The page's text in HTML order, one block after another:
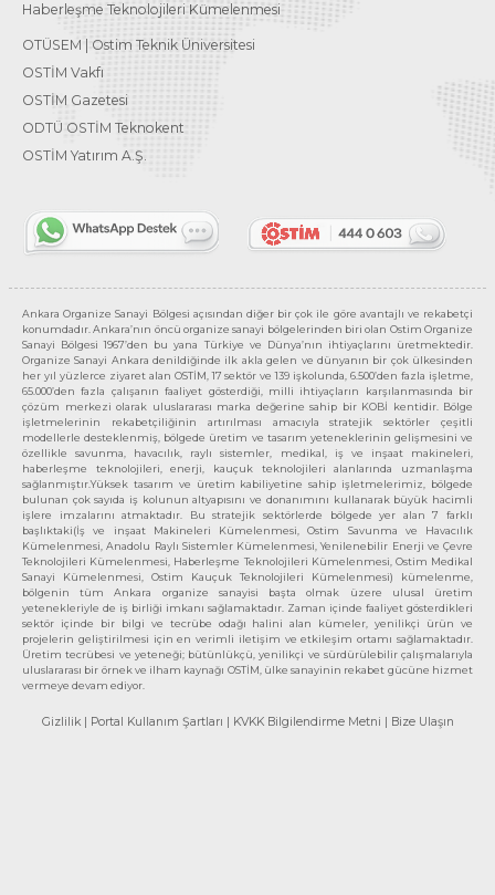
Haberleşme Teknolojileri Kümelenmesi
OTÜSEM | Ostim Teknik Üniversitesi
OSTİM Vakfı
OSTİM Gazetesi
ODTÜ OSTİM Teknokent
OSTİM Yatırım A.Ş.
Ankara Organize Sanayi Bölgesi açısından diğer bir çok ile göre avantajlı ve rekabetçi
konumdadır. Ankara’nın öncü organize sanayi bölgelerinden biri olan Ostim Organize
Sanayi Bölgesi 1967’den bu yana Türkiye ve Dünya’nın ihtiyaçlarını üretmektedir.
Organize Sanayi Ankara denildiğinde ilk akla gelen ve dünyanın bir çok ülkesinden
her yıl yüzlerce ziyaret alan OSTİM, 17 sektör ve 139 işkolunda, 6.500’den fazla işletme,
65.000’den fazla çalışanın faaliyet gösterdiği, milli ihtiyaçların karşılanmasında bir
çözüm merkezi olarak uluslararası marka değerine sahip bir KOBİ kentidir. Bölge
işletmelerinin rekabetçiliğinin artırılması amacıyla stratejik sektörler çeşitli
modellerle desteklenmiş, bölgede üretim ve tasarım yeteneklerinin gelişmesini ve
özellikle savunma, havacılık, raylı sistemler, medikal, iş ve inşaat makineleri,
haberleşme teknolojileri, enerji, kauçuk teknolojileri alanlarında uzmanlaşma
sağlanmıştır.Yüksek tasarım ve üretim kabiliyetine sahip işletmelerimiz, bölgede
bulunan çok sayıda iş kolunun altyapısını ve donanımını kullanarak büyük hacimli
işlere imzalarını atmaktadır. Bu stratejik sektörlerde bölgede yer alan 7 farklı
başlıktaki(İş ve inşaat Makineleri Kümelenmesi, Ostim Savunma ve Havacılık
Kümelenmesi, Anadolu Raylı Sistemler Kümelenmesi, Yenilenebilir Enerji ve Çevre
Teknolojileri Kümelenmesi, Haberleşme Teknolojileri Kümelenmesi, Ostim Medikal
Sanayi Kümelenmesi, Ostim Kauçuk Teknolojileri Kümelenmesi) kümelenme,
bölgenin tüm Ankara organize sanayisi başta olmak üzere ulusal üretim
yetenekleriyle de iş birliği imkanı sağlamaktadır. Zaman içinde faaliyet gösterdikleri
sektör içinde bir bilgi ve tecrübe odağı halini alan kümeler, yenilikçi ürün ve
projelerin geliştirilmesi için en verimli iletişim ve etkileşim ortamı sağlamaktadır.
Üretim tecrübesi ve yeteneği; bütünlükçü, yenilikçi ve sürdürülebilir çalışmalarıyla
uluslararası bir örnek ve ilham kaynağı OSTİM, ülke sanayinin rekabet gücüne hizmet
vermeye devam ediyor.
Gizlilik | Portal Kullanım Şartları | KVKK Bilgilendirme Metni | Bize Ulaşın